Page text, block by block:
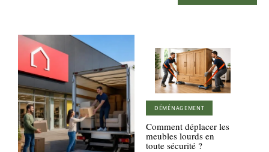
DÉMÉNAGEMENT
Comment déplacer les
meubles lourds en
toute sécurité ?